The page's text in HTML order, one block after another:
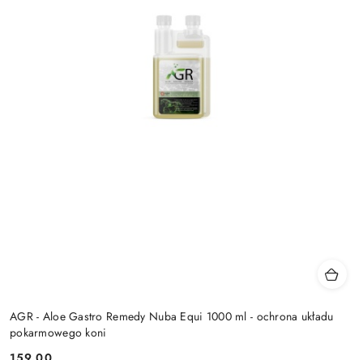
AGR - Aloe Gastro Remedy Nuba Equi 1000 ml - ochrona układu
pokarmowego koni